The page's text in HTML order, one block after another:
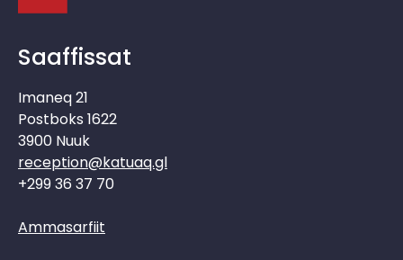
Saaffissat
Imaneq 21
Postboks 1622
3900 Nuuk
reception@katuaq.gl
+299 36 37 70
Ammasarfiit